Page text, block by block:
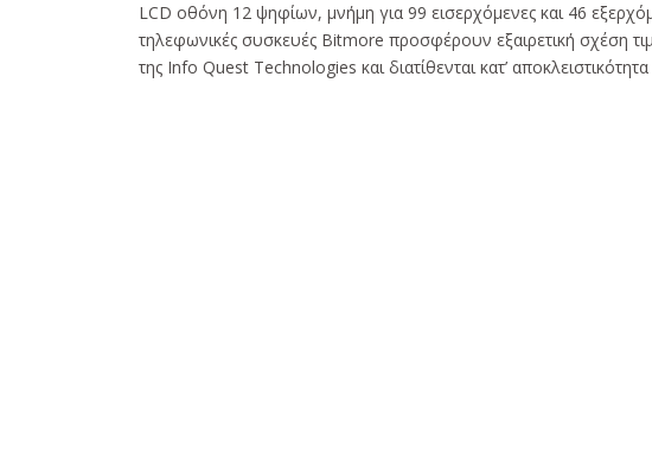
LCD οθόνη 12 ψηφίων, μνήμη για 99 εισερχόμενες και 46
τηλεφωνικές συσκευές Bitmore προσφέρουν εξαιρετική σχέση
της Info Quest Technologies και διατίθενται κατ’